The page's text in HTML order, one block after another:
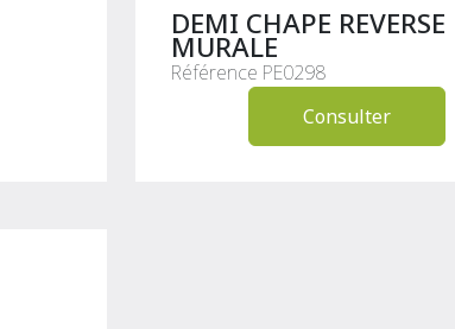
DEMI CHAPE REVERSE
MURALE
Référence PE0298
Consulter